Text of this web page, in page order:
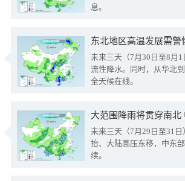
息。
东北地区高温发展需
未来三天（7月30日至8月
流性降水。同时，从华北
全天候在线。
大范围降雨将贯穿南
未来三天（7月29日至31
抬、大陆高压东移，中东
续。